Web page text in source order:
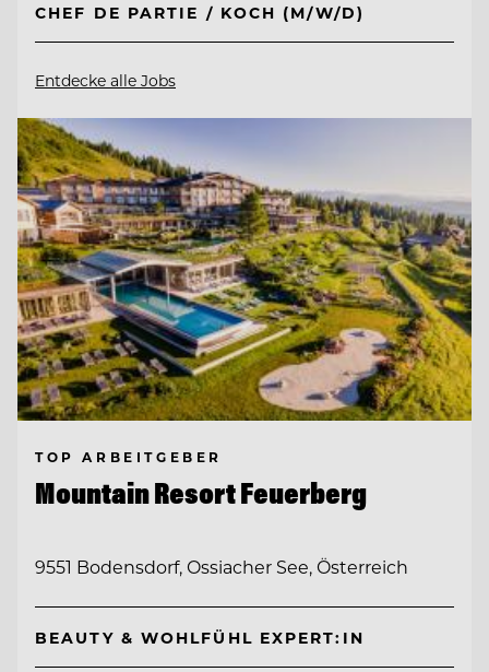
CHEF DE PARTIE / KOCH (M/W/D)
Entdecke alle Jobs
TOP ARBEITGEBER
Mountain Resort Feuerberg
9551 Bodensdorf, Ossiacher See, Österreich
BEAUTY & WOHLFÜHL EXPERT:IN